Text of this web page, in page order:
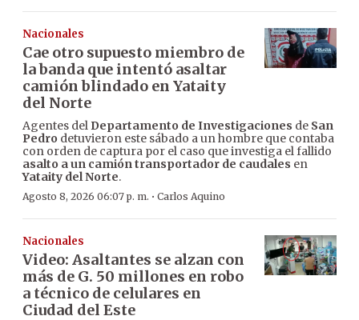
Nacionales
Cae otro supuesto miembro de
la banda que intentó asaltar
camión blindado en Yataity
del Norte
Agentes del Departamento de Investigaciones de San
Pedro detuvieron este sábado a un hombre que contaba
con orden de captura por el caso que investiga el fallido
asalto a un camión transportador de caudales en
Yataity del Norte.
Agosto 8, 2026 06:07 p. m. · Carlos Aquino
Nacionales
Video: Asaltantes se alzan con
más de G. 50 millones en robo
a técnico de celulares en
Ciudad del Este